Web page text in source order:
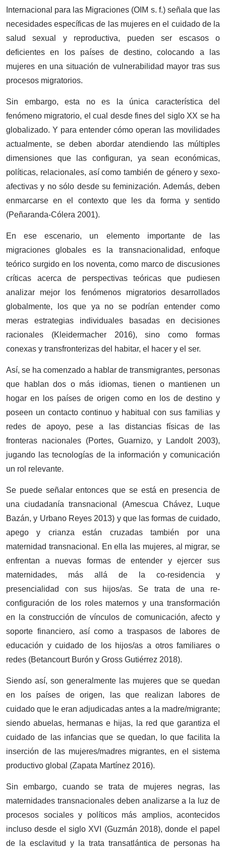
Internacional para las Migraciones (OIM s. f.) señala que las
necesidades específicas de las mujeres en el cuidado de la
salud sexual y reproductiva, pueden ser escasos o
deficientes en los países de destino, colocando a las
mujeres en una situación de vulnerabilidad mayor tras sus
procesos migratorios.
Sin embargo, esta no es la única característica del
fenómeno migratorio, el cual desde fines del siglo XX se ha
globalizado. Y para entender cómo operan las movilidades
actualmente, se deben abordar atendiendo las múltiples
dimensiones que las configuran, ya sean económicas,
políticas, relacionales, así como también de género y sexo-
afectivas y no sólo desde su feminización. Además, deben
enmarcarse en el contexto que les da forma y sentido
(Peñaranda-Cólera 2001).
En ese escenario, un elemento importante de las
migraciones globales es la transnacionalidad, enfoque
teórico surgido en los noventa, como marco de discusiones
críticas acerca de perspectivas teóricas que pudiesen
analizar mejor los fenómenos migratorios desarrollados
globalmente, los que ya no se podrían entender como
meras estrategias individuales basadas en decisiones
racionales (Kleidermacher 2016), sino como formas
conexas y transfronterizas del habitar, el hacer y el ser.
Así, se ha comenzado a hablar de transmigrantes, personas
que hablan dos o más idiomas, tienen o mantienen un
hogar en los países de origen como en los de destino y
poseen un contacto continuo y habitual con sus familias y
redes de apoyo, pese a las distancias físicas de las
fronteras nacionales (Portes, Guarnizo, y Landolt 2003),
jugando las tecnologías de la información y comunicación
un rol relevante.
Se puede señalar entonces que se está en presencia de
una ciudadanía transnacional (Amescua Chávez, Luque
Bazán, y Urbano Reyes 2013) y que las formas de cuidado,
apego y crianza están cruzadas también por una
maternidad transnacional. En ella las mujeres, al migrar, se
enfrentan a nuevas formas de entender y ejercer sus
maternidades, más allá de la co-residencia y
presencialidad con sus hijos/as. Se trata de una re­
configuración de los roles maternos y una transformación
en la construcción de vínculos de comunicación, afecto y
soporte financiero, así como a traspasos de labores de
educación y cuidado de los hijos/as a otros familiares o
redes (Betancourt Burón y Gross Gutiérrez 2018).
Siendo así, son generalmente las mujeres que se quedan
en los países de origen, las que realizan labores de
cuidado que le eran adjudicadas antes a la madre/migrante;
siendo abuelas, hermanas e hijas, la red que garantiza el
cuidado de las infancias que se quedan, lo que facilita la
inserción de las mujeres/madres migrantes, en el sistema
productivo global (Zapata Martínez 2016).
Sin embargo, cuando se trata de mujeres negras, las
maternidades transnacionales deben analizarse a la luz de
procesos sociales y políticos más amplios, acontecidos
incluso desde el siglo XVI (Guzmán 2018), donde el papel
de la esclavitud y la trata transatlántica de personas ha